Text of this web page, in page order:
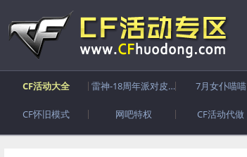
CF活动大全 雷神-18周年派对皮肤 7月女仆喵喵
CF怀旧模式 网吧特权 CF活动代做